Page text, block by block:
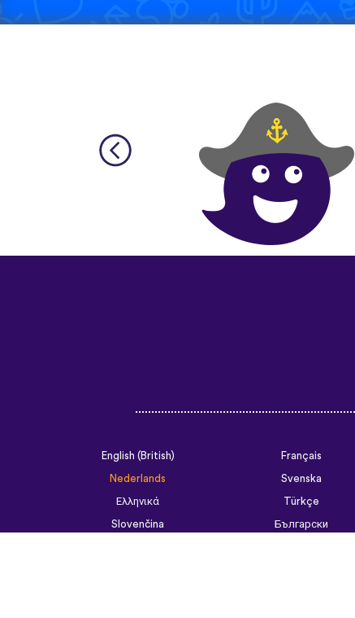
English (British) Français
Nederlands
Svenska
Ελληνικά
Türkçe
Slovenčina
Български